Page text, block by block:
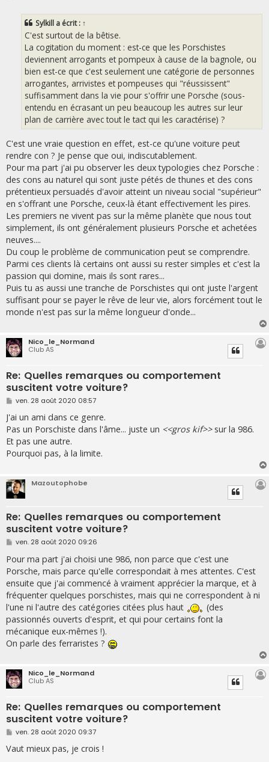
Sylkill a écrit : ↑
C'est surtout de la bêtise.
La cogitation du moment : est-ce que les Porschistes
deviennent arrogants et pompeux à cause de la bagnole, ou
bien est-ce que c'est seulement une catégorie de personnes
arrogantes, arrivistes et pompeuses qui "réussissent"
suffisamment dans la vie pour s'offrir une Porsche (sous-
entendu en écrasant un peu beaucoup les autres sur leur
plan de carrière avec tout le tact qui les caractérise) ?
C'est une vraie question en effet, est-ce qu'une voiture peut
rendre con ? Je pense que oui, indiscutablement.
Pour ma part j'ai pu observer les deux typologies chez Porsche :
des cons au naturel qui sont juste pétés de thunes et des cons
prétentieux persuadés d'avoir atteint un niveau social "supérieur"
en s'offrant une Porsche, ceux-là étant effectivement les pires.
Les premiers ne vivent pas sur la même planète que nous tout
simplement, ils ont généralement plusieurs Porsche et achetées
neuves....
Du coup le problème de communication peut se comprendre.
Parmi ces clients là certains ont aussi su rester simples et c'est la
passion qui domine, mais ils sont rares...
Puis tu as aussi une tranche de Porschistes qui ont juste l'argent
suffisant pour se payer le rêve de leur vie, alors forcément tout le
monde n'est pas sur la même longueur d'onde...
Nico_le_Normand
Club AS
Re: Quelles remarques ou comportement
suscitent votre voiture?
M
s
s
a
g
e
ven. 28 août 2020 08:57
J'ai un ami dans ce genre.
Pas un Porschiste dans l'âme... juste un <<gros kif>>sur la 986.
Et pas une autre.
Pourquoi pas, à la limite.
Mazoutophobe
Re: Quelles remarques ou comportement
suscitent votre voiture?
M
s
s
a
g
e
ven. 28 août 2020 09:26
Pour ma part j'ai choisi une 986, non parce que c'est une
Porsche, mais parce qu'elle correspondait à mes attentes. C'est
ensuite que j'ai commencé à vraiment apprécier la marque, et à
fréquenter quelques porschistes, mais qui ne correspondent à ni
l'une ni l'autre des catégories citées plus haut
(des
passionnés ouverts d'esprit, et qui pour certains font la
mécanique eux-mêmes !).
On parle des ferraristes ?
Nico_le_Normand
Club AS
Re: Quelles remarques ou comportement
suscitent votre voiture?
M
s
s
ven. 28 août 2020 09:37
Vaut mieux pas, je crois !